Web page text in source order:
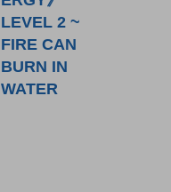
LEVEL 2 ~
FIRE CAN
BURN IN
WATER